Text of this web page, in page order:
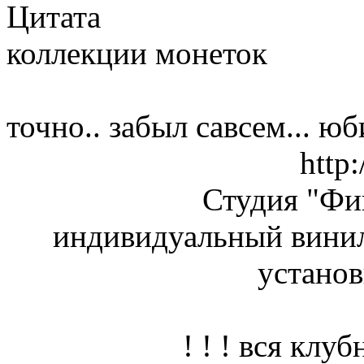
Цитата
коллекции монеток
точно.. забыл савсем...
Студия
индивидуальный
! ! ! вся